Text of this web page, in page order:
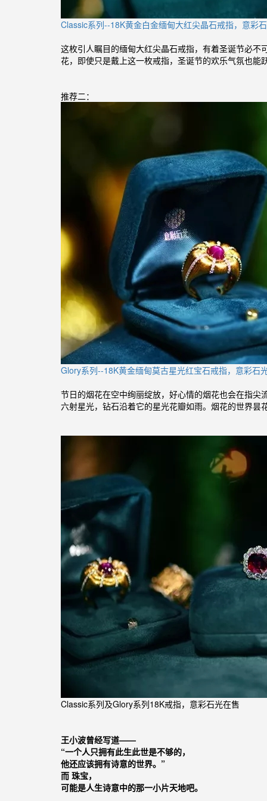
Classic系列--18K黄金白金缅甸大红尖晶石戒指，意彩
这枚引人瞩目的缅甸大红尖晶石戒指，有着圣诞节必
花，即使只是戴上这一枚戒指，圣诞节的欢乐气氛也能
推荐二：
Glory系列--18K黄金缅甸莫古星光红宝石戒指，意彩石
节日的烟花在空中绚丽绽放，好心情的烟花也会在指
六射星光，钻石沿着它的星光花瓣如雨。烟花的世界昙
Classic系列及Glory系列18K戒指，意彩石光在售
王小波曾经写道——
“一个人只拥有此生此世是不够的，
他还应该拥有诗意的世界。”
而 珠宝，
可能是人生诗意中的那一小片天地吧。